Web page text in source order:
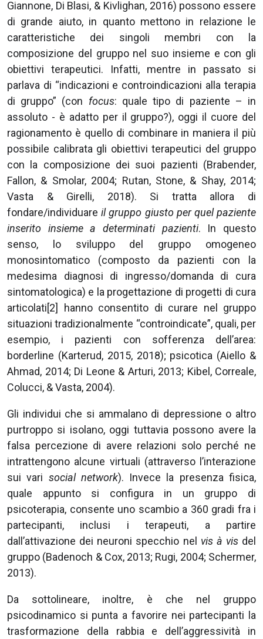
Giannone, Di Blasi, & Kivlighan, 2016) possono essere
di grande aiuto, in quanto mettono in relazione le
caratteristiche dei singoli membri con la
composizione del gruppo nel suo insieme e con gli
obiettivi terapeutici. Infatti, mentre in passato si
parlava di “indicazioni e controindicazioni alla terapia
di gruppo” (con focus: quale tipo di paziente – in
assoluto - è adatto per il gruppo?), oggi il cuore del
ragionamento è quello di combinare in maniera il più
possibile calibrata gli obiettivi terapeutici del gruppo
con la composizione dei suoi pazienti (Brabender,
Fallon, & Smolar, 2004; Rutan, Stone, & Shay, 2014;
Vasta & Girelli, 2018). Si tratta allora di
fondare/individuareil gruppo giusto per quel paziente
inserito insieme a determinati pazienti. In questo
senso, lo sviluppo del gruppo omogeneo
monosintomatico (composto da pazienti con la
medesima diagnosi di ingresso/domanda di cura
sintomatologica) e la progettazione di progetti di cura
articolati[2] hanno consentito di curare nel gruppo
situazioni tradizionalmente “controindicate”, quali, per
esempio, i pazienti con sofferenza dell’area:
borderline (Karterud, 2015, 2018); psicotica (Aiello &
Ahmad, 2014; Di Leone & Arturi, 2013; Kibel, Correale,
Colucci, & Vasta, 2004).
Gli individui che si ammalano di depressione o altro
purtroppo si isolano, oggi tuttavia possono avere la
falsa percezione di avere relazioni solo perché ne
intrattengono alcune virtuali (attraverso l’interazione
sui vari social network). Invece la presenza fisica,
quale appunto si configura in un gruppo di
psicoterapia, consente uno scambio a 360 gradi fra i
partecipanti, inclusi i terapeuti, a partire
dall’attivazione dei neuroni specchio nel vis à visdel
gruppo (Badenoch & Cox, 2013; Rugi, 2004; Schermer,
2013).
Da sottolineare, inoltre, è che nel gruppo
psicodinamico si punta a favorire nei partecipanti la
trasformazione della rabbia e dell’aggressività in